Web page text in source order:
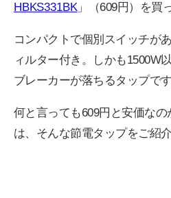
HBKS331BK」（609円）を買
コンパクトで個別スイッチが
ィルター付き。しかも1500W
ブレーカーが落ちるタップです
何と言っても609円と安価な
は、そんな節電タップをご紹